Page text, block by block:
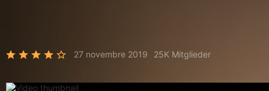
27 novembre 2019 25K Mitglieder